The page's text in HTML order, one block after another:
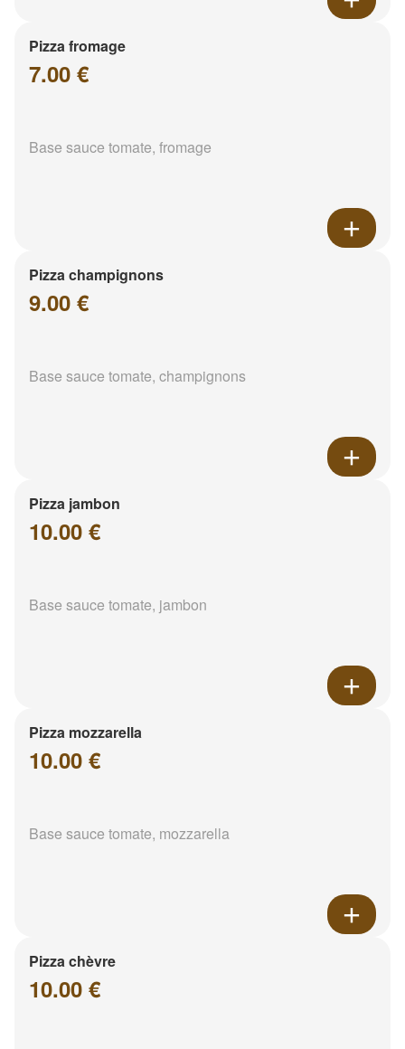
Pizza fromage
7.00 €
Base sauce tomate, fromage
Pizza champignons
9.00 €
Base sauce tomate, champignons
Pizza jambon
10.00 €
Base sauce tomate, jambon
Pizza mozzarella
10.00 €
Base sauce tomate, mozzarella
Pizza chèvre
10.00 €